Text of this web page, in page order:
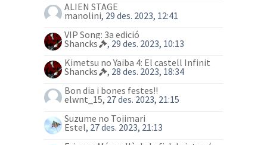
ALIEN STAGE
manolini, 29 des. 2023, 12:41
VIP Song: 3a edició
Shancks
, 29 des. 2023, 10:13
Kimetsu no Yaiba 4: El castell Infinit
Shancks
, 28 des. 2023, 18:34
Bon dia i bones festes!!
elwnt_15, 27 des. 2023, 21:15
Suzume no Tojimari
Estel, 27 des. 2023, 21:13